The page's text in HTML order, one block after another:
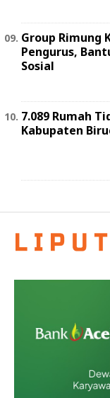
Group Rimung
Pengurus,
Sosial
7.089 Rumah
Kabupaten